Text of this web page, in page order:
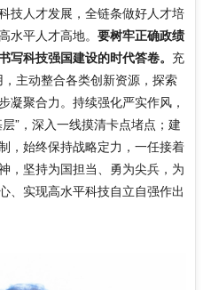
技人才发展，全链条做好人才培
水平人才高地。 要树牢正确政绩
科技强国建设的时代答卷。 充
，主动整合各类创新资源，探索
凝聚合力。持续强化严实作风，
”，深入一线摸清卡点堵点；建
，始终保持战略定力，一任接着
，坚持为国担当、勇为尖兵，为
、实现高水平科技自立自强作出